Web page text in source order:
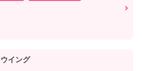
ウイング